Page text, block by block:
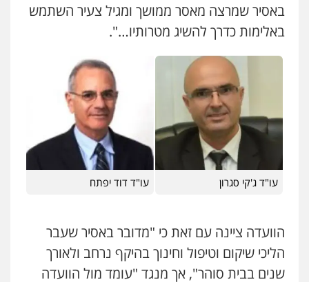
באסיר שמרצה מאסר ממושך ומגיל צעיר השתמש
באלימות כדרך להשיג מטרותיו…".
עו"ד ג'קי סגרון עו"ד דוד יפתח
הוועדה ציינה עם זאת כי "מדובר באסיר שעבר
הליכי שיקום וטיפול וחינוך בהיקף נרחב ולאורך
שנים בבית סוהר", אך מנגד "עומד מול הוועדה
עו"ד בועז קניג
פלילי משפחה כלכלי צבאי
0507003001
מנשה, אלמוג – עורכי דין
פלילי צווארון לבן תעבורה
עורכי דין לענייני אסירים מעצרים וחקירות
0546470989
עו"ד אבי כהן
פשיעה חמורה קטינים
ויקי שמואל – משרד עו"ד
פלילי משפט פלילי